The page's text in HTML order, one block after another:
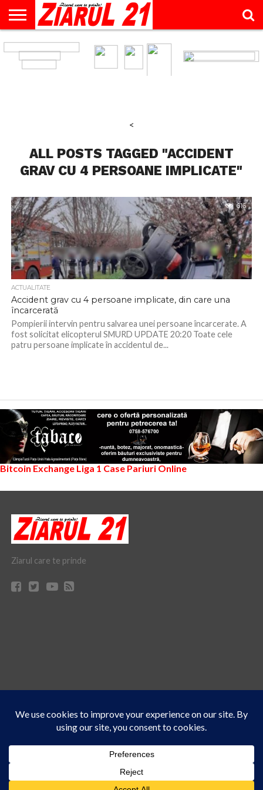
Acest site folosește cookies. Navigând în continuare, vă exprimați acordul asupra folosirii
cookie-urilor.
ACTUALITATE
INTERVIU
EDUCAŢIE
LIFESTYLE
& TIMP
OPINII
SPORT
ŞTIRI
UTILE
CONTACT
<
ALL POSTS TAGGED "ACCIDENT
GRAV CU 4 PERSOANE IMPLICATE"
616
ACTUALITATE
Accident grav cu 4 persoane implicate, din care una
încarcerată
Pompierii intervin pentru salvarea unei persoane încarcerate. A
fost solicitat elicopterul SMURD UPDATE 20:20 Toate cele
patru persoane implicate în accidentul de...
Bitcoin Exchange Liga 1 Case Pariuri Online
Ziarul care te prinde
CLAUS WEB DESIGN & HOSTING